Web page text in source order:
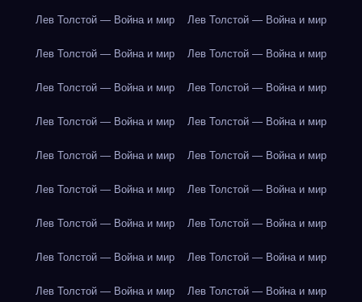
Лев Толстой — Война и мир Лев Толстой — Война и мир
Лев Толстой — Война и мир Лев Толстой — Война и мир
Лев Толстой — Война и мир Лев Толстой — Война и мир
Лев Толстой — Война и мир Лев Толстой — Война и мир
Лев Толстой — Война и мир Лев Толстой — Война и мир
Лев Толстой — Война и мир Лев Толстой — Война и мир
Лев Толстой — Война и мир Лев Толстой — Война и мир
Лев Толстой — Война и мир Лев Толстой — Война и мир
Лев Толстой — Война и мир Лев Толстой — Война и мир